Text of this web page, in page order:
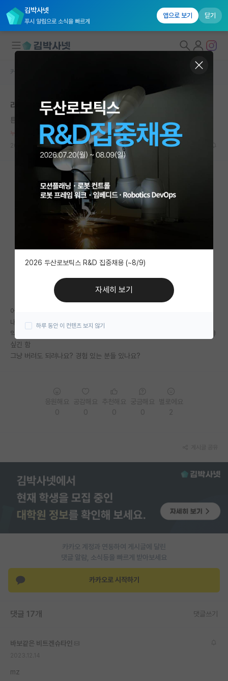
김박사넷
푸시 알림으로 소식을 빠르게
앱으로 보기 닫기
국내대학원 정보
연구실&오픈랩
커뮤니티
커뮤니티 홈
전체글보기
베스트 게시판
IF 명예의전당
자유 게시판(아무개랩)
미국 유학 게시판
미국 대학원 합격 후기 게시판
대학원 합격 후기 게시판
연구실(PI) 홍보 게시판
인문사회 계열 게시판
특수/전문대학원 게시판
반도체/AI 게시판
장학금/장학생 게시판
홍보 게시판
커리어
반도체 아카데미
커뮤니티 홈
리비전때 1저자 빼달라 하면 빼주나요??
튼튼한 코페르니쿠스
누적 신고가 50개 이상인 사용자입니다.
2023.12.14
17 3584
어쩌다보니 논문에 1저자로 들어간게 있는데
내용이 심히 마음에 안듦
약간 연구방법론적으로 어설프고 저거 없어도 실적 충분한데 굳이 가져가야
싶긴 함
그냥 버려도 되려나요? 경험 있는 분들 있나요?
카카오 계정과 연동하여 게시글에 달린
댓글 알람, 소식등을 빠르게 받아보세요
카카오로 시작하기
댓글 17개 댓글쓰기
바보같은 비트겐슈타인
mz
2026 두산로보틱스 R&D 집중채용 (~8/9)
자세히 보기
하루 동안 이 컨텐츠 보지 않기